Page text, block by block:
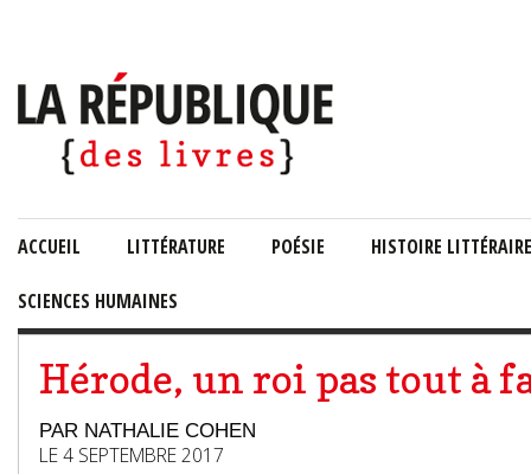
ACCUEIL LITTÉRATURE POÉSIE HISTOIRE LITTÉRAIRE
SCIENCES HUMAINES
Hérode, un roi pas tout à
PAR NATHALIE COHEN
LE 4 SEPTEMBRE 2017